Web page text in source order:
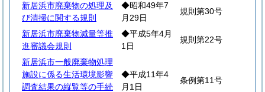
新居浜市廃棄物の処理及
び清掃に関する規則
◆昭和49年7
月29日
規則第30号
新居浜市廃棄物減量等推
進審議会規則
◆平成5年4月
1日
規則第22号
新居浜市一般廃棄物処理
施設に係る生活環境影響
調査結果の縦覧等の手続
◆平成11年4
月1日
条例第11号